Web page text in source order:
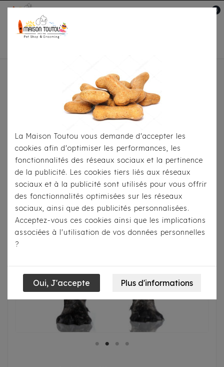
0
Accueil
Pour
Imperméables
Imperméable Milk &
Pepper Winch Rouge
La Maison Toutou vous demande d'accepter les
cookies afin d'optimiser les performances, les
fonctionnalités des réseaux sociaux et la pertinence
de la publicité. Les cookies tiers liés aux réseaux
sociaux et à la publicité sont utilisés pour vous offrir
des fonctionnalités optimisées sur les réseaux
sociaux, ainsi que des publicités personnalisées.
Acceptez-vous ces cookies ainsi que les implications
associées à l'utilisation de vos données personnelles
?